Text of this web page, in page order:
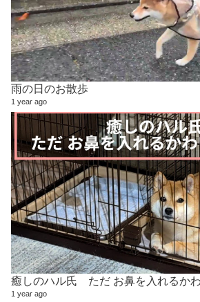
雨の日のお散歩
1 year ago
癒しのハル氏 ただ お鼻を入れるか
1 year ago